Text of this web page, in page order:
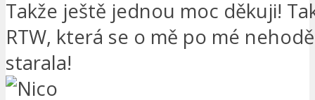
Takže ještě jednou moc děkuji!
RTW, která se o mě po mé
starala!